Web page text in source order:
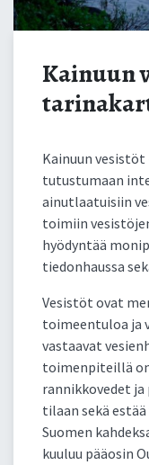
Kainuun
Kainuun
tutustumaan
ainutlaatuisiin
toimiin
hyödyntää
tiedonhaussa
Vesistöt ovat
toimeentuloa ja
vastaavat
toimenpiteillä
rannikkovedet ja
tilaan sekä
Suomen
kuuluu pääosin